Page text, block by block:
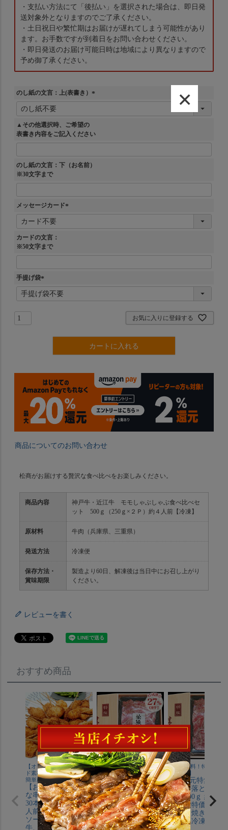
・支払い方法にて「後払い」を選択された場合は、即日発
送対象外となりますのでご了承ください。
・土日祝日や繁忙期はお届けが遅れてしまう可能性があり
ます。お手数ですが到着日をお問い合わせください。
・即日発送のお届け可能日時は地域により異なりますので
予め御了承ください。
のし紙の文言：上(表書き）
(
▲その他選択時、ご希望の
表書き内容をご記入ください
のし紙の文言：下（お名前）
※30文字まで
メッセージカード
(
カードの文言：
※50文字まで
手提げ袋
(
必
お気に入りに登録する
カートに入れる
商品についてのお問い合わせ
松商がお届けする贅沢な食べ比べをお楽しみください。
商品内容
神戸牛・近江牛 モモしゃぶしゃぶ食べ比べセ
ット 500ｇ（250ｇ×２Ｐ）約４人前【冷凍】
原材料 牛肉（兵庫県、三重県）
発送方法 冷凍便
保存方法・
賞味期限
製造より60日、解凍後は当日中にお召し上がり
ください。
レビューを書く
おすすめ商品
【オンライン限定】ブラン
ド素材の串揚げがご自宅で
簡単に味わえます。
【お中元特集】豪華
な串カツ(串揚げ)5種
30本入りセット(4～6
人前) 大阪の串カツ
ソース付き 松阪
牛、えびすもち豚、
【送料無料！特別価格！
27%OFF】
【お中元特集】松阪
牛 切り落とし スラ
イス 400ｇ 約3～４
人前 大特価 送料無
料 すき焼き しゃぶ
しゃぶ 冷凍
【送料無料！特別価格
28%OFF】
【お中元特集】神
牛 切り落とし ス
イス 400ｇ 約3～
人前 大特価 送料
料 すき焼き しゃ
しゃぶ 冷凍
×